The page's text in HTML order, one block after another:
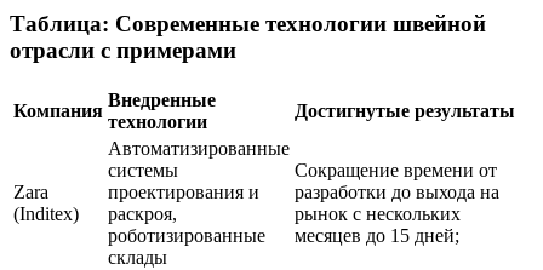
Таблица: Современные технологии швейной
отрасли с примерами
Компания
Внедренные
технологии
Достигнутые результаты
Zara
(Inditex)
Автоматизированные
системы
проектирования и
раскроя,
роботизированные
склады
Сокращение времени от
разработки до выхода на
рынок с нескольких
месяцев до 15 дней;